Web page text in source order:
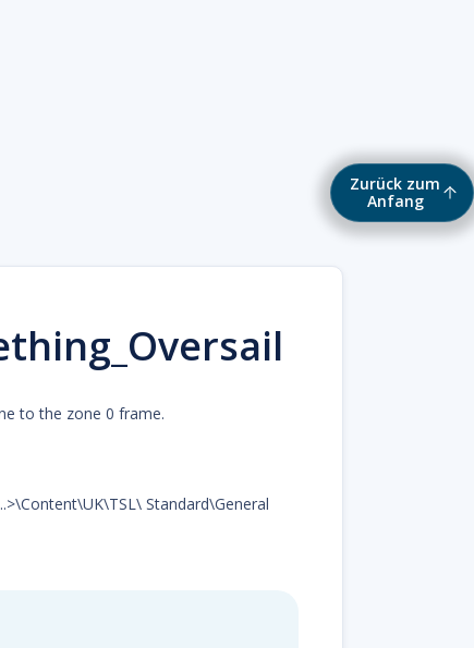
Zurück zum
Anfang
to the zone 0 frame.
Standard\General